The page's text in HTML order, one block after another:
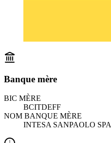
Banque mère
BIC MÈRE
BCITDEFF
NOM BANQUE MÈRE
INTESA SANPAOLO SPA